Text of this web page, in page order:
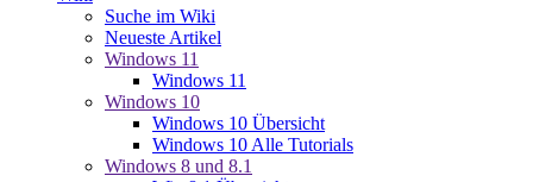
Suche im Wiki
Neueste Artikel
Windows 11
Windows 11
Windows 10
Windows 10 Übersicht
Windows 10 Alle Tutorials
Windows 8 und 8.1